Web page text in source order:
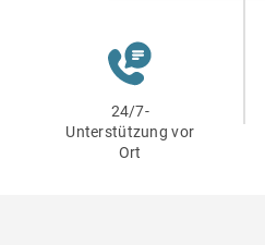
24/7-
Unterstützung vor
Ort